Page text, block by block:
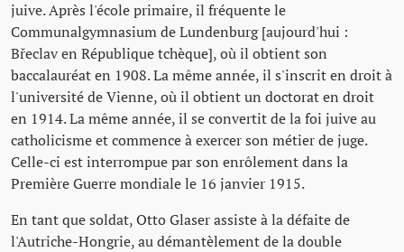
juive. Après l'école primaire, il fréquente le
Communalgymnasium de Lundenburg [aujourd'hui :
Břeclav en République tchèque], où il obtient son
baccalauréat en 1908. La même année, il s'inscrit en droit à
l'université de Vienne, où il obtient un doctorat en droit
en 1914. La même année, il se convertit de la foi juive au
catholicisme et commence à exercer son métier de juge.
Celle-ci est interrompue par son enrôlement dans la
Première Guerre mondiale le 16 janvier 1915.
En tant que soldat, Otto Glaser assiste à la défaite de
l'Autriche-Hongrie, au démantèlement de la double